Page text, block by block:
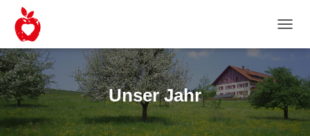
Unser Jahr